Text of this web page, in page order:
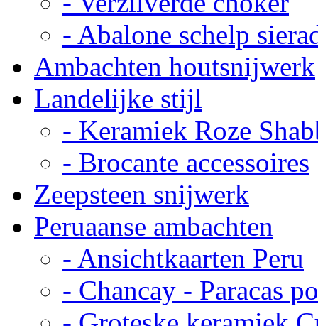
- Abalone schelp
Ambachten houtsnijwerk
Landelijke stijl
- Keramiek Roze
- Brocante accessoires
Zeepsteen snijwerk
Peruaanse ambachten
- Ansichtkaarten Peru
- Chancay - Paracas